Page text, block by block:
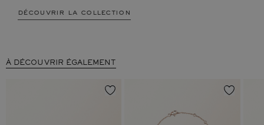
découvrir la collection
À DÉCOUVRIR ÉGALEMENT